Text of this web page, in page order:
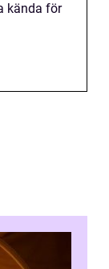
kända för